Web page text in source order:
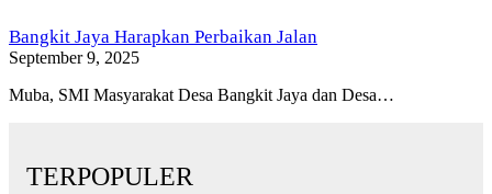
Bangkit Jaya Harapkan Perbaikan Jalan
September 9, 2025
Muba, SMI Masyarakat Desa Bangkit Jaya dan Desa…
TERPOPULER